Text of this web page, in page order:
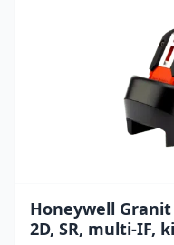
Honeywell Granit
2D, SR, multi-IF,